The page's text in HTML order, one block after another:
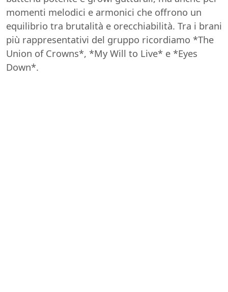
momenti melodici e armonici che offrono un
equilibrio tra brutalità e orecchiabilità. Tra i brani
più rappresentativi del gruppo ricordiamo *The
Union of Crowns*, *My Will to Live* e *Eyes
Down*.